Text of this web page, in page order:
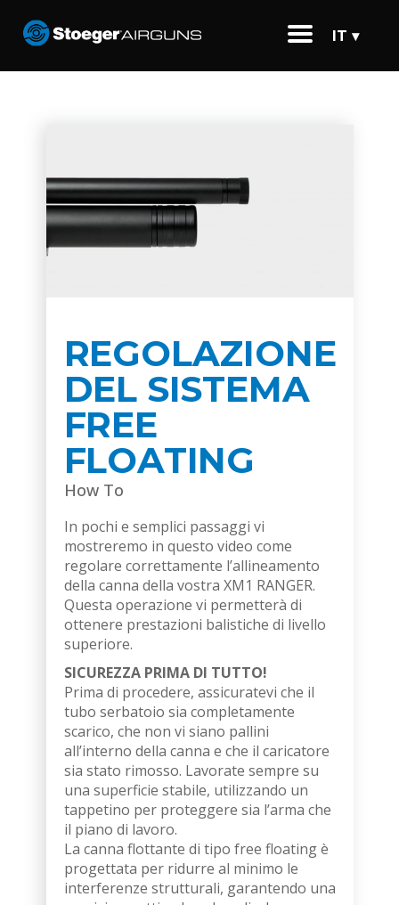
IT ▾
REGOLAZIONE
DEL SISTEMA
FREE
FLOATING
How To
In pochi e semplici passaggi vi
mostreremo in questo video come
regolare correttamente l’allineamento
della canna della vostra XM1 RANGER.
Questa operazione vi permetterà di
ottenere prestazioni balistiche di livello
superiore.
SICUREZZA PRIMA DI TUTTO!
Prima di procedere, assicuratevi che il
tubo serbatoio sia completamente
scarico, che non vi siano pallini
all’interno della canna e che il caricatore
sia stato rimosso. Lavorate sempre su
una superficie stabile, utilizzando un
tappetino per proteggere sia l’arma che
il piano di lavoro.
La canna flottante di tipo free floating è
progettata per ridurre al minimo le
interferenze strutturali, garantendo una